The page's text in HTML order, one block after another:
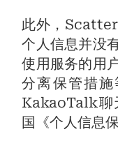
此外，
个人信息并没
使用服务的用
分离保管措
KakaoTalk聊
国《个人信息